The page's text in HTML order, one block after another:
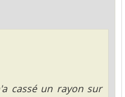
cassé un rayon sur